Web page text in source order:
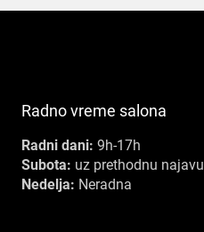
Radno vreme salona
Radni dani: 9h-17h
Subota: uz prethodnu najavu
Nedelja: Neradna